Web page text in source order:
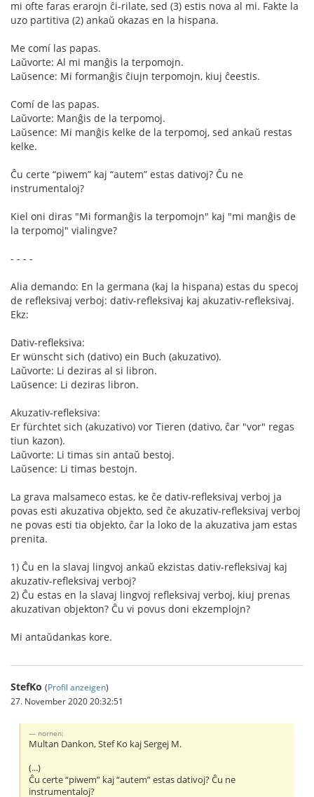
mi ofte faras erarojn ĉi-rilate, sed (3) estis nova al mi. Fakte la
uzo partitiva (2) ankaŭ okazas en la hispana.
Me comí las papas.
Laŭvorte: Al mi manĝis la terpomojn.
Laŭsence: Mi formanĝis ĉiujn terpomojn, kiuj ĉeestis.
Comí de las papas.
Laŭvorte: Manĝis de la terpomoj.
Laŭsence: Mi manĝis kelke de la terpomoj, sed ankaŭ restas
kelke.
Ĉu certe “piwem” kaj “autem” estas dativoj? Ĉu ne
instrumentaloj?
Kiel oni diras "Mi formanĝis la terpomojn" kaj "mi manĝis de
la terpomoj" vialingve?
- - - -
Alia demando: En la germana (kaj la hispana) estas du specoj
de refleksivaj verboj: dativ-refleksivaj kaj akuzativ-refleksivaj.
Ekz:
Dativ-refleksiva:
Er wünscht sich (dativo) ein Buch (akuzativo).
Laŭvorte: Li deziras al si libron.
Laŭsence: Li deziras libron.
Akuzativ-refleksiva:
Er fürchtet sich (akuzativo) vor Tieren (dativo, ĉar "vor" regas
tiun kazon).
Laŭvorte: Li timas sin antaŭ bestoj.
Laŭsence: Li timas bestojn.
La grava malsameco estas, ke ĉe dativ-refleksivaj verboj ja
povas esti akuzativa objekto, sed ĉe akuzativ-refleksivaj verboj
ne povas esti tia objekto, ĉar la loko de la akuzativa jam estas
prenita.
1) Ĉu en la slavaj lingvoj ankaŭ ekzistas dativ-refleksivaj kaj
akuzativ-refleksivaj verboj?
2) Ĉu estas en la slavaj lingvoj refleksivaj verboj, kiuj prenas
akuzativan objekton? Ĉu vi povus doni ekzemplojn?
Mi antaŭdankas kore.
StefKo (Profil anzeigen)
27. November 2020 20:32:51
nornen:
Multan Dankon, Stef Ko kaj Sergej M.
(...)
Ĉu certe “piwem” kaj “autem” estas dativoj? Ĉu ne
instrumentaloj?